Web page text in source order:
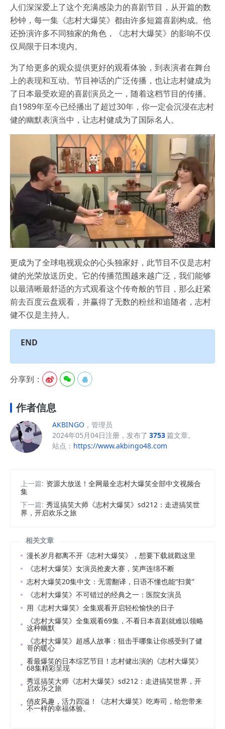
人们深深爱上了这个充满感染力的喜剧节目，从开篇的数
秒钟，每一集《志村大爆笑》都由许多短篇喜剧构成。他
还扮演许多不同独家的角色，《志村大爆笑》的影响不仅
仅局限于日本境内。
为了给更多的观众提供更好的观看体验，到表演者在舞台
上的表现和互动。节目神话的广泛传播，也让志村健成为
了日本最受欢迎的喜剧演员之一，随着这档节目的传播。
自1989年至今已经播出了超过30年，你一定会沉浸在志村
健的幽默表演当中，让志村健成为了国际名人。
更成为了全球电视观众的心头独家好，此节目不仅是志村
健的光荣放送历史。它的传播范围越来越广泛，我们能够
以最清晰最舒适的方式观看这个传奇般的节目，那么赶紧
前去百度云盘观看，并赢得了无数的粉丝和追随者，志村
健不仅是主持人。
END
分享到：   
作者信息
AKBINGO ，管理员
2024年05月04日注册，发布了 3753篇文章。
站点： https://www.akbingo48.com
上一篇: 资源大放送！全网最全志村大爆笑全部中文视频合
集
下一篇: 秀逗搞笑大师《志村大爆笑》sd212：走进搞笑世
界，开启欢乐之旅
相关文章
漫长岁月都离不开《志村大爆笑》，想要下载就戳这里
《志村大爆笑》女演员抢麦大赛，笑声连绵不断
志村大爆笑20集中文：无需翻译，日语不懂也能“扫黄”
《志村大爆笑》不可错过的经典之一：医院女演员
用《志村大爆笑》全集观看开启轻松愉快的日子
《志村大爆笑》全集观看69集，不看日本喜剧就难以领略
这种幽默
《志村大爆笑》超感人故事：狙击手哪集让你感受到了健
哥的暖心
看最爆笑的日本综艺节目！志村健出演的《志村大爆笑》
68集精彩呈现
秀逗搞笑大师《志村大爆笑》sd212：走进搞笑世界，开
启欢乐之旅
俏皮风趣，活力四溢！《志村大爆笑》吃寿司，给您带来
不一样的幸福体验。